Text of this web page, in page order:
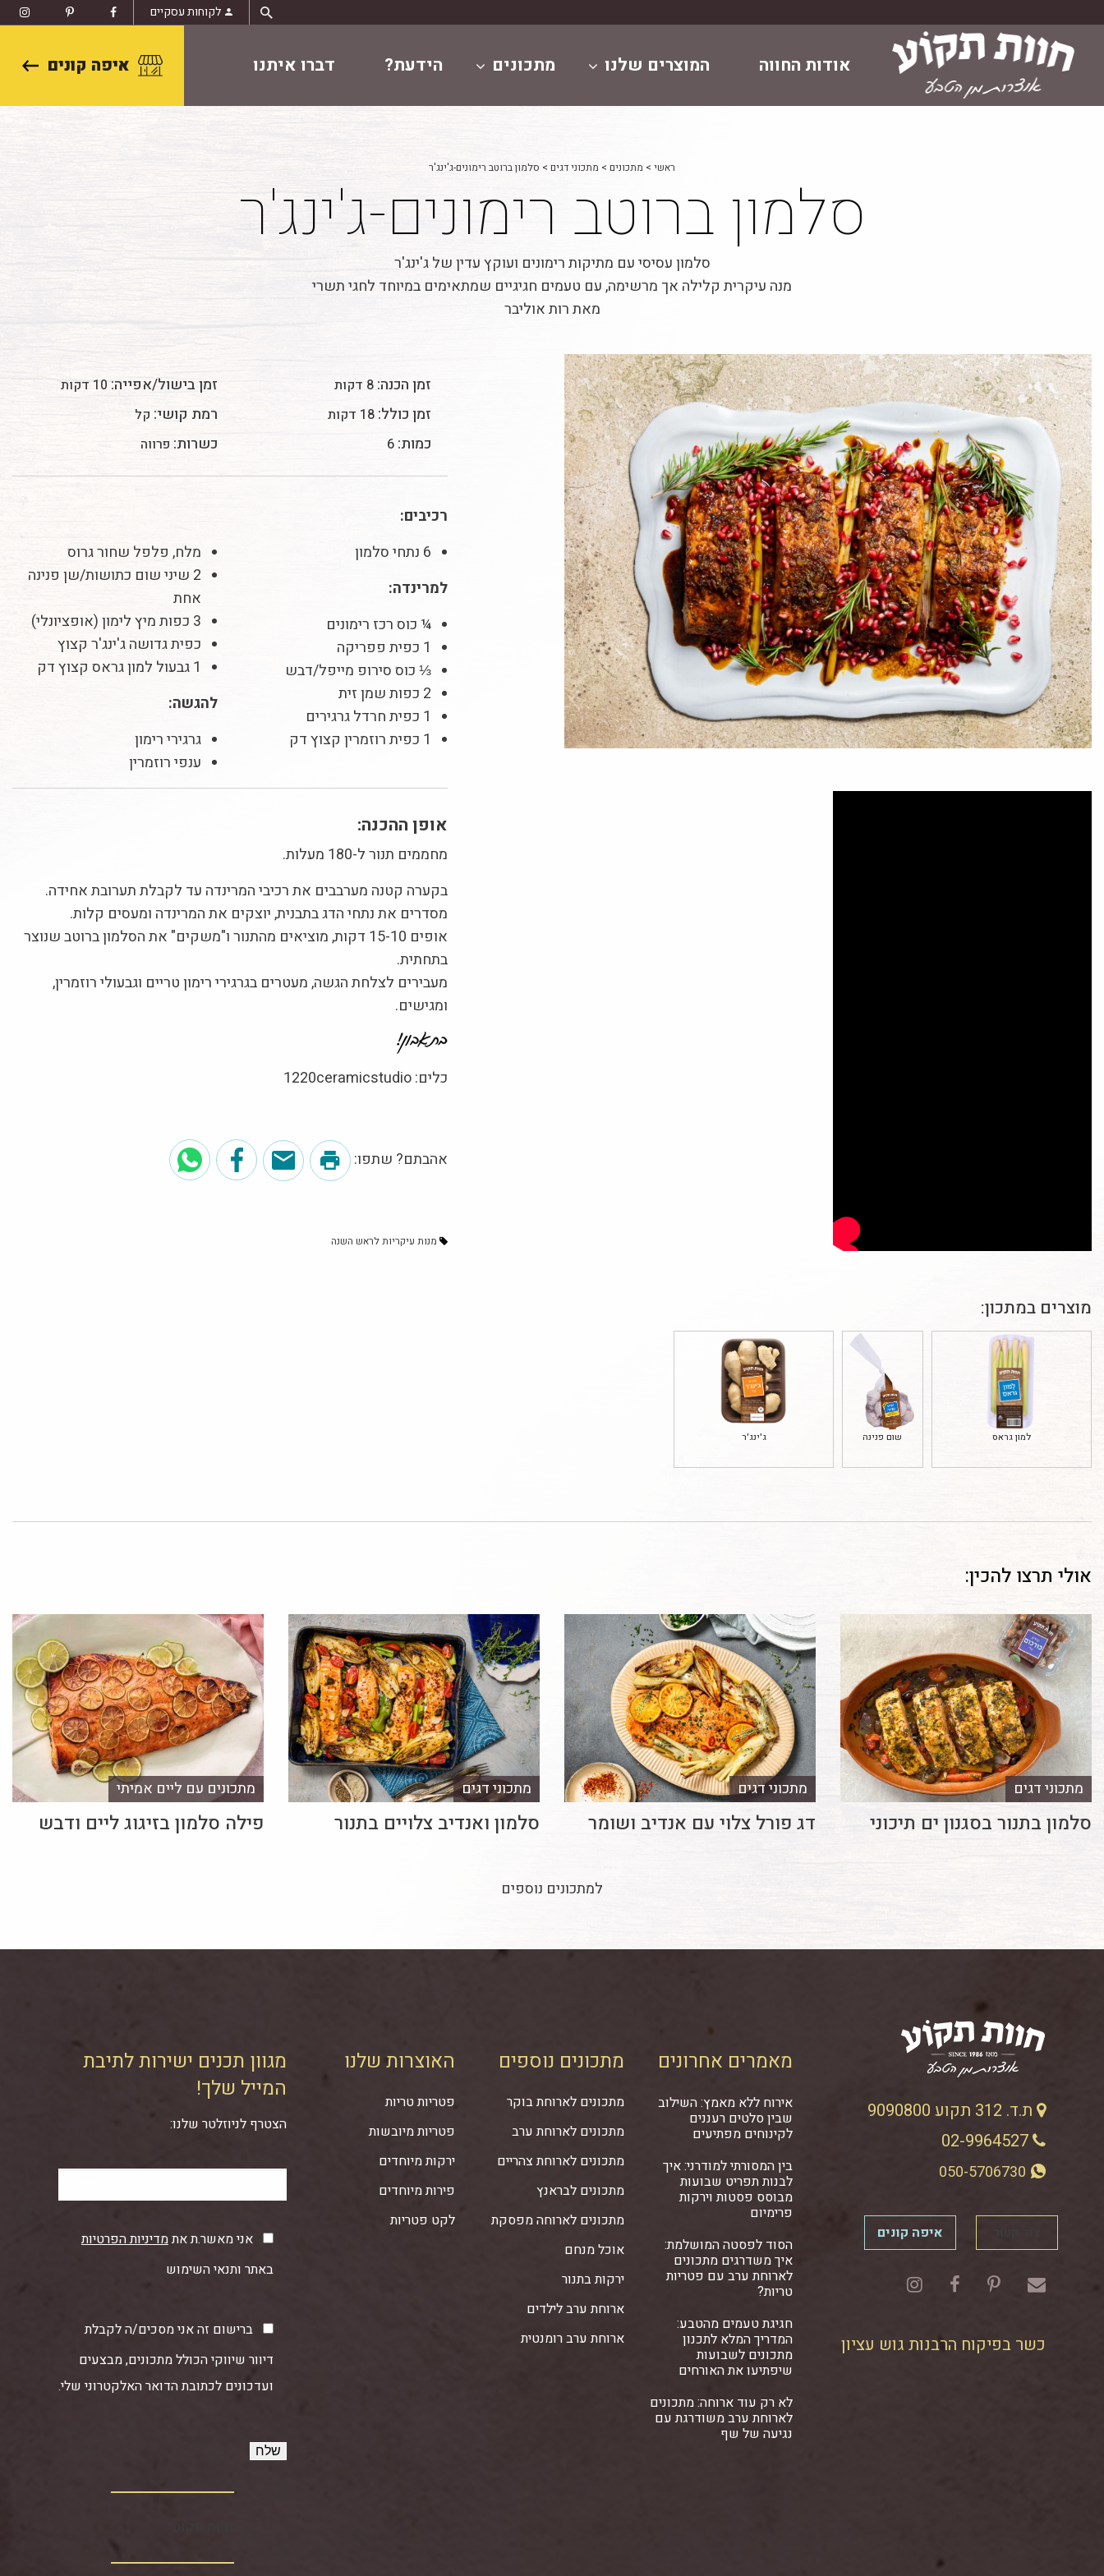
content
לקוחות עסקיים
אודות החווה המוצרים שלנו מתכונים הידעת? דברו איתנו איפה קונים
ראשי > מתכונים > מתכוני דגים > סלמון ברוטב רימונים-ג'ינג'ר
סלמון ברוטב רימונים-ג'ינג'ר
סלמון עסיסי עם מתיקות רימונים ועוקץ עדין של ג'ינג'ר
מנה עיקרית קלילה אך מרשימה, עם טעמים חגיגיים שמתאימים במיוחד לחגי תשרי
מאת רות אוליבר
מוצרים במתכון:
למון גראס שום פנינה ג'ינג'ר
זמן הכנה: 8 דקות זמן בישול/אפייה: 10 דקות
זמן כולל: 18 דקות רמת קושי: קל
כמות: 6 כשרות: פרווה
רכיבים:
6 נתחי סלמון
למרינדה:
¼ כוס רכז רימונים
1 כפית פפריקה
⅓ כוס סירופ מייפל/דבש
2 כפות שמן זית
1 כפית חרדל גרגירים
1 כפית רוזמרין קצוץ דק
מלח, פלפל שחור גרוס
2 שיני שום כתושות/שן פנינה
אחת
3 כפות מיץ לימון (אופציונלי)
כפית גדושה ג'ינג'ר קצוץ
1 גבעול למון גראס קצוץ דק
להגשה:
גרגירי רימון
ענפי רוזמרין
אופן ההכנה:
מחממים תנור ל-180 מעלות.
בקערה קטנה מערבבים את רכיבי המרינדה עד לקבלת תערובת אחידה.
מסדרים את נתחי הדג בתבנית, יוצקים את המרינדה ומעסים קלות.
אופים 15-10 דקות, מוציאים מהתנור ו"משקים" את הסלמון ברוטב שנוצר
בתחתית.
מעבירים לצלחת הגשה, מעטרים בגרגירי רימון טריים וגבעולי רוזמרין,
ומגישים.
כלים: 1220ceramicstudio
אהבתם? שתפו:
מנות עיקריות לראש השנה
אולי תרצו להכין:
מתכוני דגים
סלמון בתנור בסגנון ים תיכוני
מתכוני דגים
דג פורל צלוי עם אנדיב ושומר
מתכוני דגים
סלמון ואנדיב צלויים בתנור
מתכונים עם ליים אמיתי
פילה סלמון בזיגוג ליים ודבש
למתכונים נוספים
ת.ד. 312 תקוע 9090800
איפה קונים
כשר בפיקוח הרבנות גוש עציון
מאמרים אחרונים
אירוח ללא מאמץ: השילוב
שבין סלטים רעננים
לקינוחים מפתיעים
בין המסורתי למודרני: איך
לבנות תפריט שבועות
מבוסס פסטות וירקות
פרימיום
הסוד לפסטה המושלמת:
איך משדרגים מתכונים
לארוחת ערב עם פטריות
טריות?
חגיגת טעמים מהטבע:
המדריך המלא לתכנון
מתכונים לשבועות
שיפתיעו את האורחים
לא רק עוד ארוחה: מתכונים
לארוחת ערב משודרגת עם
נגיעה של שף
מתכונים נוספים
מתכונים לארוחת בוקר
מתכונים לארוחת ערב
מתכונים לארוחת צהריים
מתכונים לבראנץ
מתכונים לארוחה מפסקת
אוכל מנחם
ירקות בתנור
ארוחת ערב לילדים
ארוחת ערב רומנטית
האוצרות שלנו
פטריות טריות
פטריות מיובשות
ירקות מיוחדים
פירות מיוחדים
לקט פטריות
מגוון תכנים ישירות לתיבת
המייל שלך!
הצטרף לניוזלטר שלנו:
אני מאשר.ת אתמדיניות הפרטיות
באתר ותנאי השימוש
ברישום זה אני מסכים/ה לקבלת
דיוור שיווקי הכולל מתכונים, מבצעים
ועדכונים לכתובת הדואר האלקטרוני שלי.